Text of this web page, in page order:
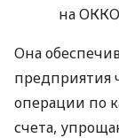
на
Она
предприятия
операции по
счета,